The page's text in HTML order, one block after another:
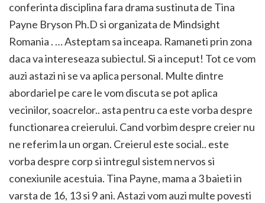
conferinta disciplina fara drama sustinuta de Tina
Payne Bryson Ph.D si organizata de Mindsight
Romania‎ . … Asteptam sa inceapa. Ramaneti prin zona
daca va intereseaza subiectul. Si a inceput! Tot ce vom
auzi astazi ni se va aplica personal. Multe dintre
abordariel pe care le vom discuta se pot aplica
vecinilor, soacrelor.. asta pentru ca este vorba despre
functionarea creierului. Cand vorbim despre creier nu
ne referim la un organ. Creierul este social.. este
vorba despre corp si intregul sistem nervos si
conexiunile acestuia. Tina Payne, mama a 3 baieti in
varsta de 16, 13 si 9 ani. Astazi vom auzi multe povesti